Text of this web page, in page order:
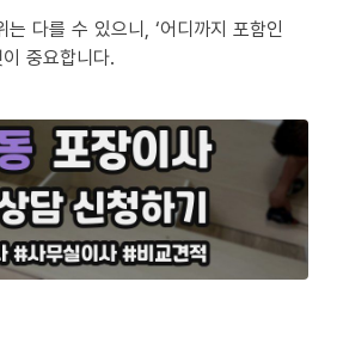
다를 수 있으니, ‘어디까지 포함인
중요합니다.